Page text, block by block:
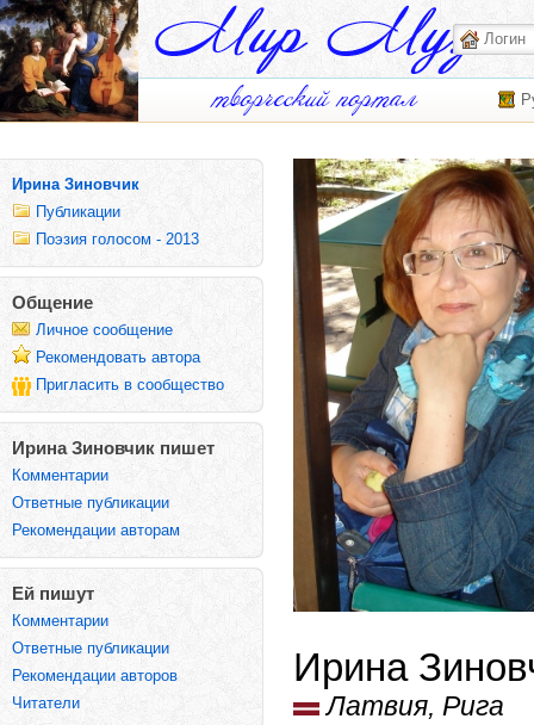
Ирина Зиновчик
Публикации
Поэзия голосом - 2013
Общение
Личное сообщение
Рекомендовать автора
Пригласить в сообщество
Ирина Зиновчик пишет
Комментарии
Ответные публикации
Рекомендации авторам
Ей пишут
Комментарии
Ответные публикации
Рекомендации авторов
Читатели
Ирина
Латвия, Рига